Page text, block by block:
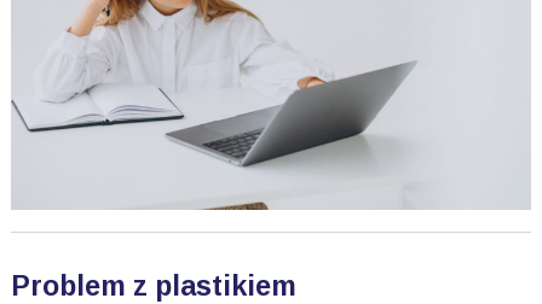
Problem z plastikiem